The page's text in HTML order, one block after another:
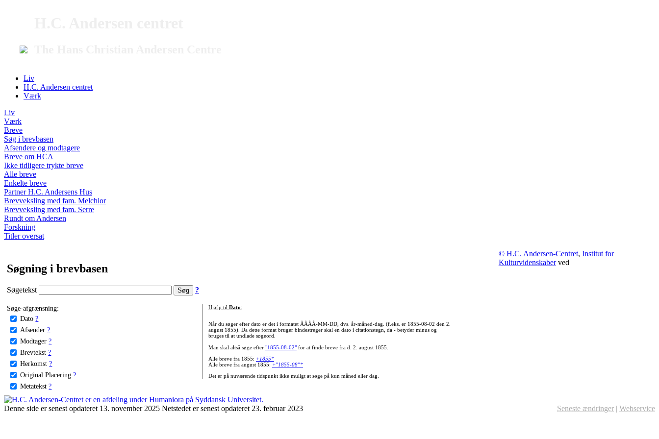
Liv
H.C. Andersen centret
Værk
Liv
Værk
Breve
Søg i brevbasen
Afsendere og modtagere
Breve om HCA
Ikke tidligere trykte breve
Alle breve
Enkelte breve
Partner H.C. Andersens Hus
Brevveksling med fam. Melchior
Brevveksling med fam. Serre
Rundt om Andersen
Forskning
Titler oversat
Søgning i brevbasen
Søgetekst ?
Søge-afgrænsning:
Dato ?
Afsender ?
Modtager ?
Brevtekst ?
Herkomst ?
Original Placering ?
Metatekst ?
Hjælp til Dato:
Når du søger efter dato er det i formatet ÅÅÅÅ-MM-DD, dvs. år-måned-dag. (f.eks. er 1855-08-02 den 2.
august 1855). Da dette format bruger bindestreger skal en dato i citationstegn, da - betyder minus og
bruges til at undlade søgeord.
Man skal altså søge efter "1855-08-02"for at finde breve fra d. 2. august 1855.
Alle breve fra 1855: +1855*
Alle breve fra august 1855: +"1855-08"*
Det er på nuværende tidspunkt ikke muligt at søge på kun måned eller dag.
© H.C. Andersen-Centret, Institut for
Kulturvidenskaberved
Denne side er senest opdateret 13. november 2025 Netstedet er senest opdateret 23. februar 2023 Seneste ændringer | Webservice